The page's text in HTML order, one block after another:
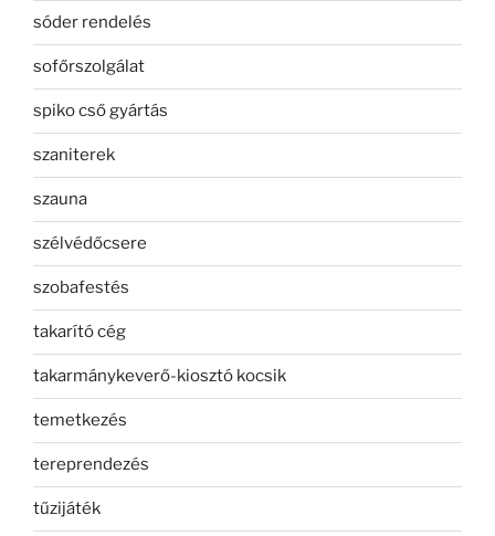
sóder rendelés
sofőrszolgálat
spiko cső gyártás
szaniterek
szauna
szélvédőcsere
szobafestés
takarító cég
takarmánykeverő-kiosztó kocsik
temetkezés
tereprendezés
tűzijáték